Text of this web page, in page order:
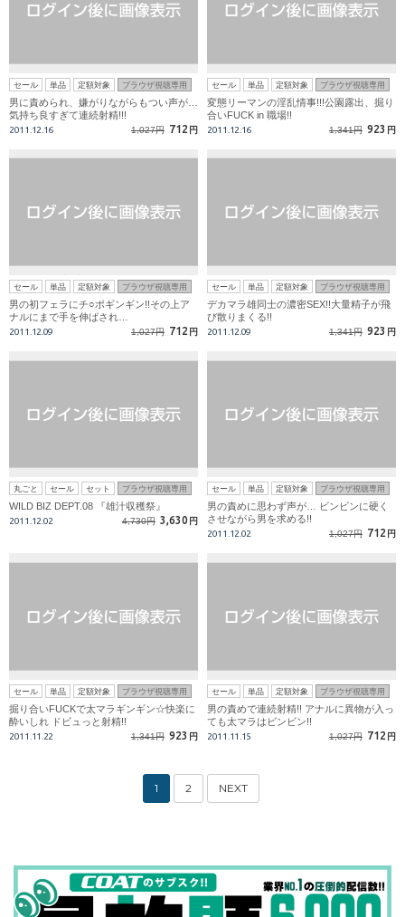
セール 単品 定額対象 ブラウザ視聴専用
男に責められ、嫌がりながらもつい声が…
気持ち良すぎて連続射精!!!
2011.12.16 1,027円 712 円
セール 単品 定額対象 ブラウザ視聴専用
変態リーマンの淫乱情事!!!公園露出、掘り
合いFUCK in 職場!!
2011.12.16 1,341円 923 円
セール 単品 定額対象 ブラウザ視聴専用
男の初フェラにチ○ポギンギン!!その上ア
ナルにまで手を伸ばされ…
2011.12.09 1,027円 712 円
セール 単品 定額対象 ブラウザ視聴専用
デカマラ雄同士の濃密SEX!!大量精子が飛
び散りまくる!!
2011.12.09 1,341円 923 円
丸ごと セール セット ブラウザ視聴専用
WILD BIZ DEPT.08 『雄汁収穫祭』
2011.12.02 4,730円 3,630 円
セール 単品 定額対象 ブラウザ視聴専用
男の責めに思わず声が… ビンビンに硬く
させながら男を求める!!
2011.12.02 1,027円 712 円
セール 単品 定額対象 ブラウザ視聴専用
掘り合いFUCKで太マラギンギン☆快楽に
酔いしれ ドビュっと射精!!
2011.11.22 1,341円 923 円
セール 単品 定額対象 ブラウザ視聴専用
男の責めで連続射精!! アナルに異物が入っ
ても太マラはビンビン!!
2011.11.15 1,027円 712 円
1 2 NEXT